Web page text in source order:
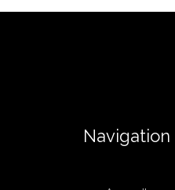
Navigation